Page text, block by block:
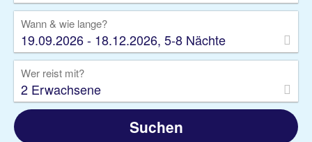
Wann & wie lange?
19.09.2026 - 18.12.2026, 5-8 Nächte
Wer reist mit?
2 Erwachsene
Suchen